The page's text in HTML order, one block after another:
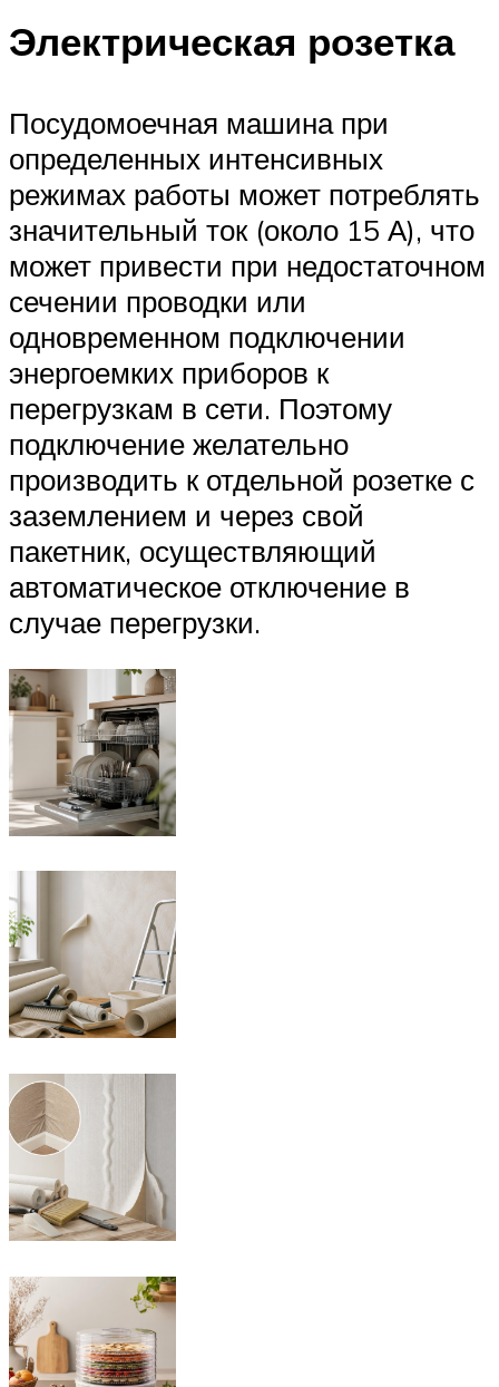
Электрическая розетка
Посудомоечная машина при
определенных интенсивных
режимах работы может потреблять
значительный ток (около 15 А), что
может привести при недостаточном
сечении проводки или
одновременном подключении
энергоемких приборов к
перегрузкам в сети. Поэтому
подключение желательно
производить к отдельной розетке с
заземлением и через свой
пакетник, осуществляющий
автоматическое отключение в
случае перегрузки.